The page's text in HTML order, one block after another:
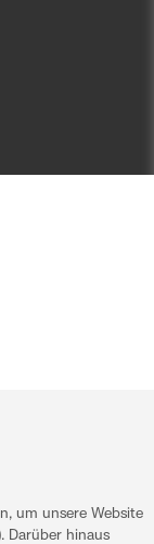
um unsere Website
Darüber hinaus